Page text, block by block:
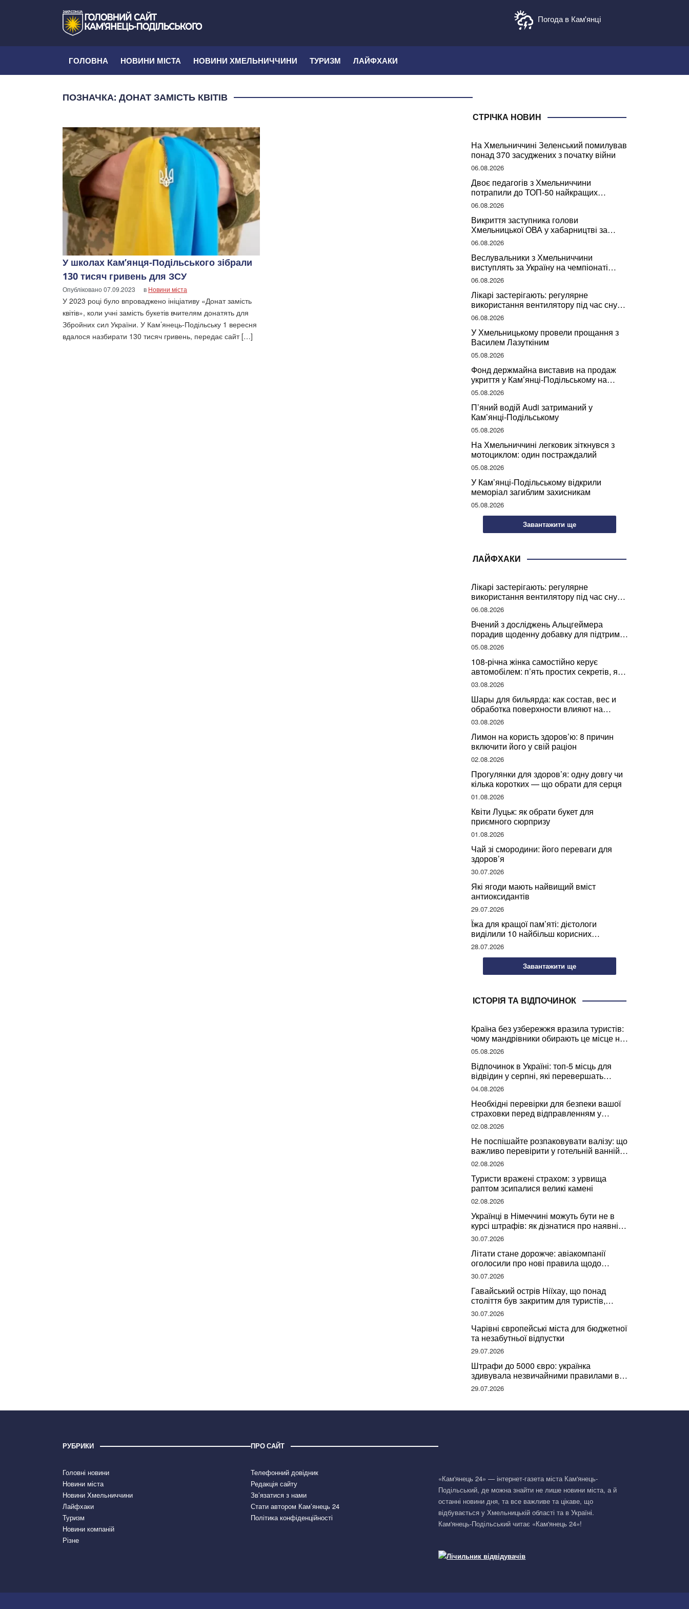
Погода в Кам'янці
ГОЛОВНА НОВИНИ МІСТА НОВИНИ ХМЕЛЬНИЧЧИНИ ТУРИЗМ ЛАЙФХАКИ
ПОЗНАЧКА: ДОНАТ ЗАМІСТЬ КВІТІВ
У школах Кам’янця-Подільського зібрали
130 тисяч гривень для ЗСУ
Опубліковано07.09.2023 в Новини міста
У 2023 році було впроваджено ініціативу «Донат замість
квітів», коли учні замість букетів вчителям донатять для
Збройних сил України. У Кам’янець-Подільську 1 вересня
вдалося назбирати 130 тисяч гривень, передає сайт […]
СТРІЧКА НОВИН
На Хмельниччині Зеленський помилував
понад 370 засуджених з початку війни
06.08.2026
Двоє педагогів з Хмельниччини
потрапили до ТОП-50 найкращих
учителів України
06.08.2026
Викриття заступника голови
Хмельницької ОВА у хабарництві за
підписання контрактів на ремонт доріг
06.08.2026
Веслувальники з Хмельниччини
виступлять за Україну на чемпіонаті
світу
06.08.2026
Лікарі застерігають: регулярне
використання вентилятору під час сну
може негативно вплинути на ваше
здоров’я
06.08.2026
У Хмельницькому провели прощання з
Василем Лазуткіним
05.08.2026
Фонд держмайна виставив на продаж
укриття у Кам’янці-Подільському на
Хмельниччині
05.08.2026
П’яний водій Audi затриманий у
Кам’янці-Подільському
05.08.2026
На Хмельниччині легковик зіткнувся з
мотоциклом: один постраждалий
05.08.2026
У Кам’янці-Подільському відкрили
меморіал загиблим захисникам
05.08.2026
Завантажити ще
ЛАЙФХАКИ
Лікарі застерігають: регулярне
використання вентилятору під час сну
може негативно вплинути на ваше
здоров’я
06.08.2026
Вчений з досліджень Альцгеймера
порадив щоденну добавку для підтримки
мозкової діяльності
05.08.2026
108-річна жінка самостійно керує
автомобілем: п’ять простих секретів, які
допомогли їй дожити до століття
03.08.2026
Шары для бильярда: как состав, вес и
обработка поверхности влияют на
динамику игры
03.08.2026
Лимон на користь здоров’ю: 8 причин
включити його у свій раціон
02.08.2026
Прогулянки для здоров’я: одну довгу чи
кілька коротких — що обрати для серця
01.08.2026
Квіти Луцьк: як обрати букет для
приємного сюрпризу
01.08.2026
Чай зі смородини: його переваги для
здоров’я
30.07.2026
Які ягоди мають найвищий вміст
антиоксидантів
29.07.2026
Їжа для кращої пам’яті: дієтологи
виділили 10 найбільш корисних
продуктів
28.07.2026
Завантажити ще
ІСТОРІЯ ТА ВІДПОЧИНОК
Країна без узбережжя вразила туристів:
чому мандрівники обирають це місце на
відпочинок
05.08.2026
Відпочинок в Україні: топ-5 місць для
відвідин у серпні, які перевершать
закордонні враження
04.08.2026
Необхідні перевірки для безпеки вашої
страховки перед відправленням у
подорож
02.08.2026
Не поспішайте розпаковувати валізу: що
важливо перевірити у готельній ванній
за словами досвідченої мандрівниці
02.08.2026
Туристи вражені страхом: з урвища
раптом зсипалися великі камені
02.08.2026
Українці в Німеччині можуть бути не в
курсі штрафів: як дізнатися про наявні
борги
30.07.2026
Літати стане дорожче: авіакомпанії
оголосили про нові правила щодо
вибору місць
30.07.2026
Гавайський острів Ніїхау, що понад
століття був закритим для туристів,
починає приймати перших відвідувачів
30.07.2026
Чарівні європейські міста для бюджетної
та незабутньої відпустки
29.07.2026
Штрафи до 5000 євро: українка
здивувала незвичайними правилами в
Німеччині та поділилася правдою
29.07.2026
РУБРИКИ
Головні новини
Новини міста
Новини Хмельниччини
Лайфхаки
Туризм
Новини компаній
Різне
ПРО САЙТ
Телефонний довідник
Редакція сайту
Зв’язатися з нами
Стати автором Кам’янець 24
Політика конфіденційності
«Кам'янець 24» — інтернет-газета міста Кам'янець-
Подільський, де можна знайти не лише новини міста, а й
останні новини дня, та все важливе та цікаве, що
відбувається у Хмельницькій області та в Україні.
Кам'янець-Подільський читає «Кам'янець 24»!